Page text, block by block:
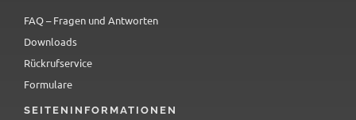
FAQ – Fragen und Antworten
Downloads
Rückrufservice
Formulare
SEITENINFORMATIONEN